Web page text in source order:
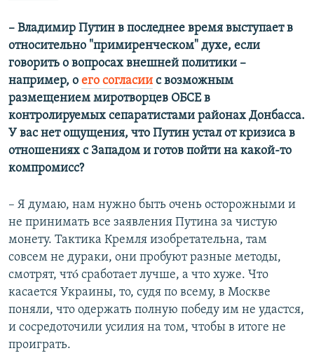
– Владимир Путин в последнее время выступает в
относительно "примиренческом" духе, если
говорить о вопросах внешней политики –
например, о его согласии с возможным
размещением миротворцев ОБСЕ в
контролируемых сепаратистами районах Донбасса.
У вас нет ощущения, что Путин устал от кризиса в
отношениях с Западом и готов пойти на какой-то
компромисс?
– Я думаю, нам нужно быть очень осторожными и
не принимать все заявления Путина за чистую
монету. Тактика Кремля изобретательна, там
совсем не дураки, они пробуют разные методы,
смотрят, чтó сработает лучше, а что хуже. Что
касается Украины, то, судя по всему, в Москве
поняли, что одержать полную победу им не удастся,
и сосредоточили усилия на том, чтобы в итоге не
проиграть.